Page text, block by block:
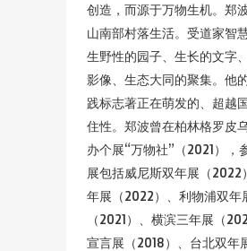
创造，而源于万物生机。郑
山南部村落生活。受道家智
生野性的园子、生长的文字
影像、生态大同的聚集。他
践标志著正在萌发的、超越
住性。郑波曾在柏林格罗皮
办个展“万物社”（2021），
展包括威尼斯双年展（2022
年展（2022）、利物浦双年
（2021）、横滨三年展（
宣言展（2018）、台北双年